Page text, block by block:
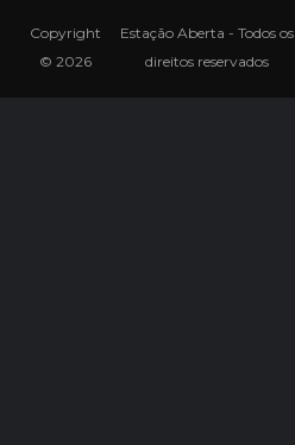
Copyright
© 2026
Estação Aberta - Todos os
direitos reservados